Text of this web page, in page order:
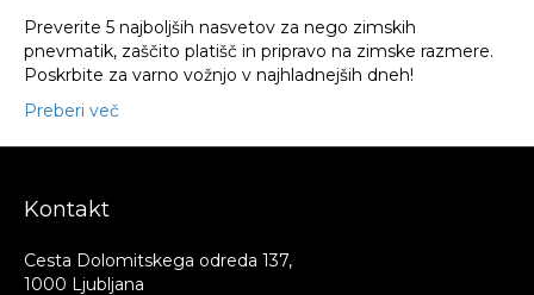
Preverite 5 najboljših nasvetov za nego zimskih
pnevmatik, zaščito platišč in pripravo na zimske razmere.
Poskrbite za varno vožnjo v najhladnejših dneh!
Preberi več
Kontakt
Cesta Dolomitskega odreda 137,
1000 Ljubljana